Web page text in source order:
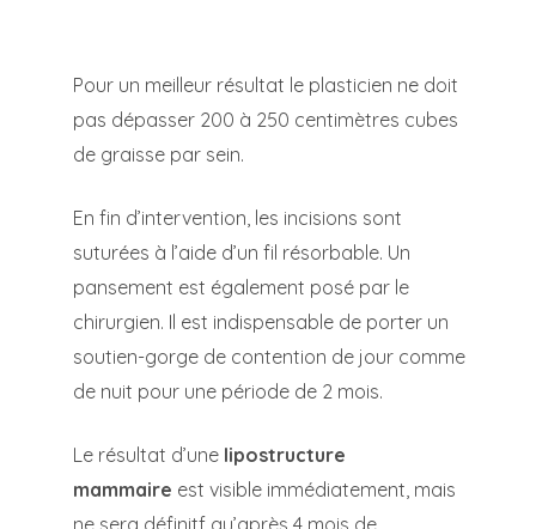
Pour un meilleur résultat le plasticien ne doit
pas dépasser 200 à 250 centimètres cubes
de graisse par sein.
En fin d’intervention, les incisions sont
suturées à l’aide d’un fil résorbable. Un
pansement est également posé par le
chirurgien. Il est indispensable de porter un
soutien-gorge de contention de jour comme
de nuit pour une période de 2 mois.
Le résultat d’une lipostructure
mammaire est visible immédiatement, mais